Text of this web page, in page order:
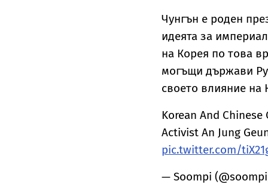
Чунгън е роден
идеята за
на Корея по това
могъщи държави
своето влияние на
Korean And
Activist An Jung
pic.twitter.com/
— Soompi